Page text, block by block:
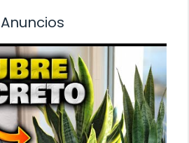
Anuncios